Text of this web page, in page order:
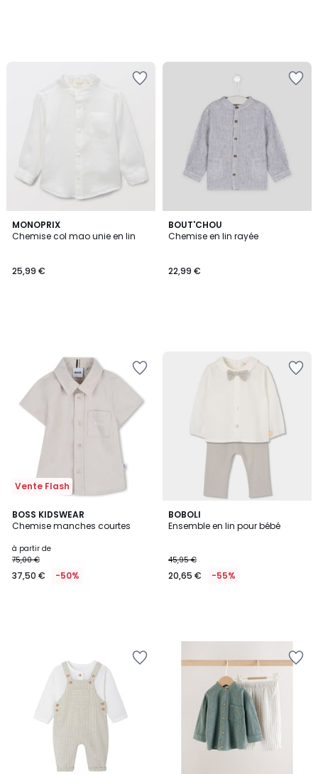
MONOPRIX
Chemise col mao unie en lin
25,99 €
BOUT'CHOU
Chemise en lin rayée
22,99 €
Vente Flash
BOSS KIDSWEAR
Chemise manches courtes
à partir de
75,00 €
37,50 € -50%
BOBOLI
Ensemble en lin pour bébé
45,95 €
20,65 € -55%